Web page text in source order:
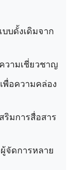
บดั้งเดิมจาก
ามเชี่ยวชาญ
อความคล่อง
ริมการสื่อสาร
จัดการหลาย